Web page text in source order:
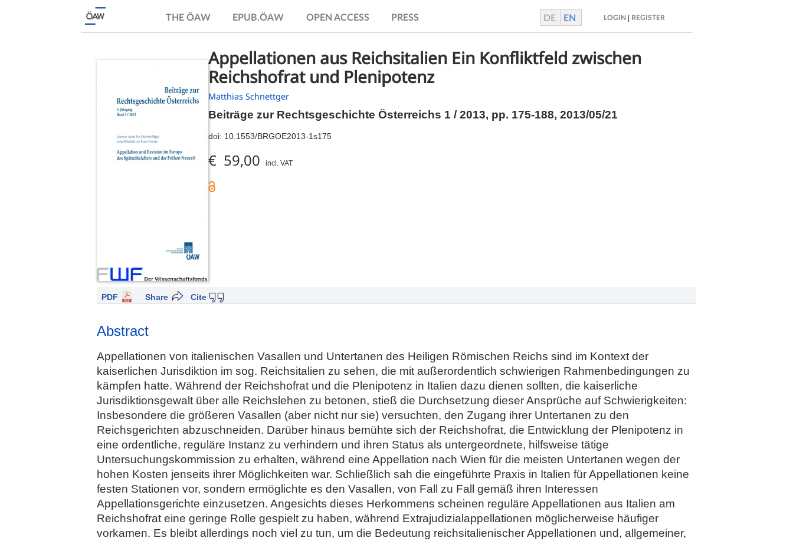
THE ÖAW EPUB.ÖAW OPEN ACCESS PRESS DE EN LOGIN REGISTER
Appellationen aus Reichsitalien Ein Konfliktfeld zwischen
Reichshofrat und Plenipotenz
Matthias Schnettger
Beiträge zur Rechtsgeschichte Österreichs 1 / 2013, pp. 175-188, 2013/05/21
doi: 10.1553/BRGOE2013-1s175
€ 59,00 incl. VAT
PDF Cite
Share
Abstract
Appellationen von italienischen Vasallen und Untertanen des Heiligen Römischen Reichs sind im Kontext der
kaiserlichen Jurisdiktion im sog. Reichsitalien zu sehen, die mit außerordentlich schwierigen Rahmenbedingungen zu
kämpfen hatte. Während der Reichshofrat und die Plenipotenz in Italien dazu dienen sollten, die kaiserliche
Jurisdiktionsgewalt über alle Reichslehen zu betonen, stieß die Durchsetzung dieser Ansprüche auf Schwierigkeiten:
Insbesondere die größeren Vasallen (aber nicht nur sie) versuchten, den Zugang ihrer Untertanen zu den
Reichsgerichten abzuschneiden. Darüber hinaus bemühte sich der Reichshofrat, die Entwicklung der Plenipotenz in
eine ordentliche, reguläre Instanz zu verhindern und ihren Status als untergeordnete, hilfsweise tätige
Untersuchungskommission zu erhalten, während eine Appellation nach Wien für die meisten Untertanen wegen der
hohen Kosten jenseits ihrer Möglichkeiten war. Schließlich sah die eingeführte Praxis in Italien für Appellationen keine
festen Stationen vor, sondern ermöglichte es den Vasallen, von Fall zu Fall gemäß ihren Interessen
Appellationsgerichte einzusetzen. Angesichts dieses Herkommens scheinen reguläre Appellationen aus Italien am
Reichshofrat eine geringe Rolle gespielt zu haben, während Extrajudizialappellationen möglicherweise häufiger
vorkamen. Es bleibt allerdings noch viel zu tun, um die Bedeutung reichsitalienischer Appellationen und, allgemeiner,